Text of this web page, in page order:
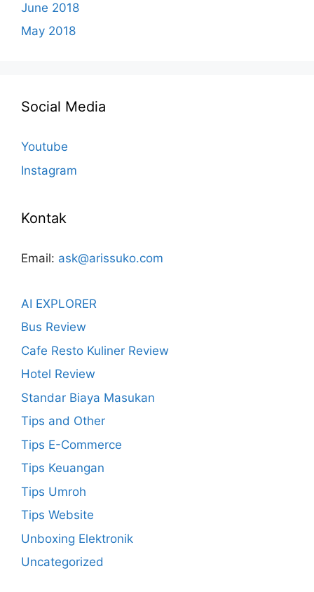
June 2018
May 2018
Social Media
Youtube
Instagram
Kontak
Email: ask@arissuko.com
AI EXPLORER
Bus Review
Cafe Resto Kuliner Review
Hotel Review
Standar Biaya Masukan
Tips and Other
Tips E-Commerce
Tips Keuangan
Tips Umroh
Tips Website
Unboxing Elektronik
Uncategorized